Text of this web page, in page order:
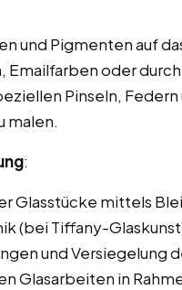
und Pigmenten auf
oder
Pinseln,
malen.
:
Glasstücke mittels
(bei Tiffany-
und Versiegelung
Glasarbeiten in